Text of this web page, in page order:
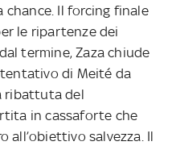
chance. Il forcing finale
le ripartenze dei
termine, Zaza chiude
di Meité da
ribattuta del
in cassaforte che
all’obiettivo salvezza. Il